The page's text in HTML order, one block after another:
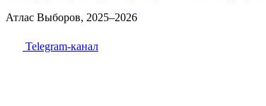
Атлас Выборов, 2025–2026
Telegram-канал